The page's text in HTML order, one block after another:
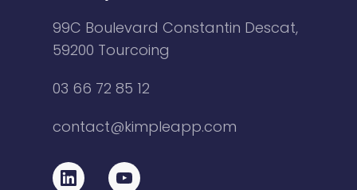
99C Boulevard Constantin Descat,
59200 Tourcoing
03 66 72 85 12
contact@kimpleapp.com